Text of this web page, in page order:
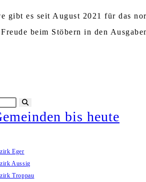
gibt es seit August 2021 für das
beim Stöbern in den
starten
bis heute
Eger
Aussig
Troppau